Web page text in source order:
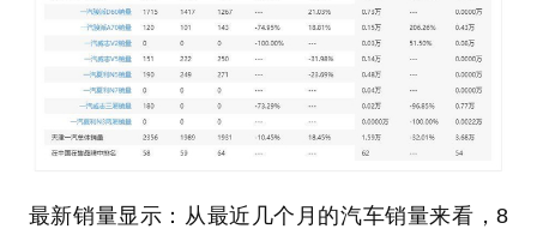
最新销量显示：从最近几个月的汽车销量来看，8